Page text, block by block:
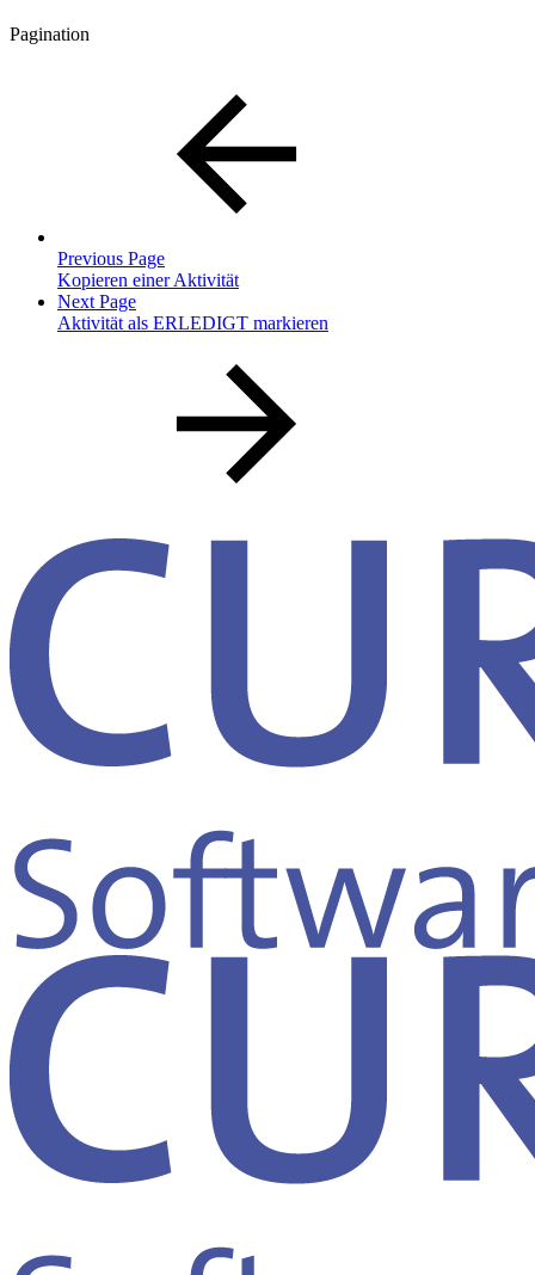
Pagination
Previous Page
Kopieren einer Aktivität
Next Page
Aktivität als ERLEDIGT markieren